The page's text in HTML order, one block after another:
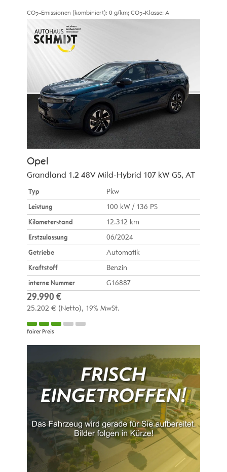
CO2-Emissionen (kombiniert): 0 g/km; CO2-Klasse: A
Opel
Grandland 1.2 48V Mild-Hybrid 107 kW GS, AT
Typ
Pkw
Leistung
100 kW / 136 PS
Kilometerstand
12.312 km
Erstzulassung
06/2024
Getriebe
Automatik
Kraftstoff
Benzin
interne Nummer
G16887
29.990 €
25.202 € (Netto) 19% MwSt.
fairer Preis